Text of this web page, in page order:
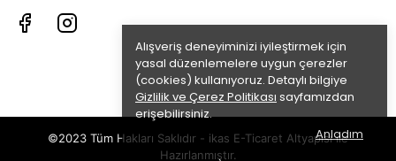
Alışveriş deneyiminizi iyileştirmek için
yasal düzenlemelere uygun çerezler
(cookies) kullanıyoruz. Detaylı bilgiye
Gizlilik ve Çerez Politikası sayfamızdan
erişebilirsiniz.
Anladım
©2023 Tüm Hakları Saklıdır - ikas E-Ticaret Altyapısı ile
Hazırlanmıştır.